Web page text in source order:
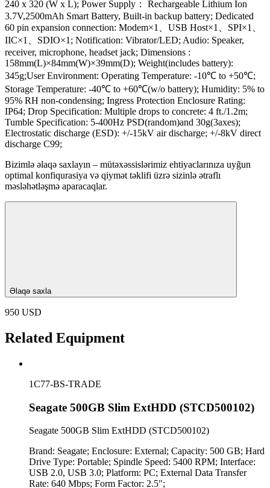
240 x 320 (W x L); Power Supply： Rechargeable Lithium Ion
3.7V,2500mAh Smart Battery, Built-in backup battery; Dedicated
60 pin expansion connection: Modem×1、USB Host×1、SPI×1、
IIC×1、SDIO×1; Notification: Vibrator/LED; Audio: Speaker,
receiver, microphone, headset jack; Dimensions :
158mm(L)×84mm(W)×39mm(D); Weight(includes battery):
345g;User Environment: Operating Temperature: -10℃ to +50℃;
Storage Temperature: -40℃ to +60℃(w/o battery); Humidity: 5% to
95% RH non-condensing; Ingress Protection Enclosure Rating:
IP64; Drop Specification: Multiple drops to concrete: 4 ft./1.2m;
Tumble Specification: 5-400Hz PSD(random)and 30g(3axes);
Electrostatic discharge (ESD): +/-15kV air discharge; +/-8kV direct
discharge C99;
Bizimlə əlaqə saxlayın – mütəxəssislərimiz ehtiyaclarınıza uyğun
optimal konfiqurasiya və qiymət təklifi üzrə sizinlə ətraflı
məsləhətləşmə aparacaqlar.
Əlaqə saxla
950 USD
Related Equipment
1C77-BS-TRADE
Seagate 500GB Slim ExtHDD (STCD500102)
Seagate 500GB Slim ExtHDD (STCD500102)
Brand: Seagate; Enclosure: External; Capacity: 500 GB; Hard
Drive Type: Portable; Spindle Speed: 5400 RPM; Interface:
USB 2.0, USB 3.0; Platform: PC; External Data Transfer
Rate: 640 Mbps; Form Factor: 2.5";